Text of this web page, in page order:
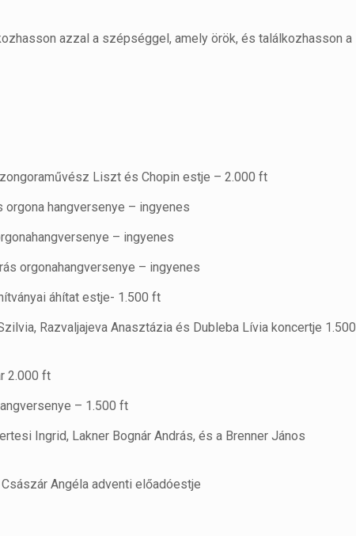
azzal a szépséggel, amely örök, és találkozhasson a
Liszt és Chopin estje – 2.000 ft
orgona hangversenye – ingyenes
– ingyenes
orgonahangversenye – ingyenes
áhítat estje- 1.500 ft
Razvaljajeva Anasztázia és Dubleba Lívia koncertje 1.500
2.000 ft
– 1.500 ft
Ingrid, Lakner Bognár András, és a Brenner János
Angéla adventi előadóestje